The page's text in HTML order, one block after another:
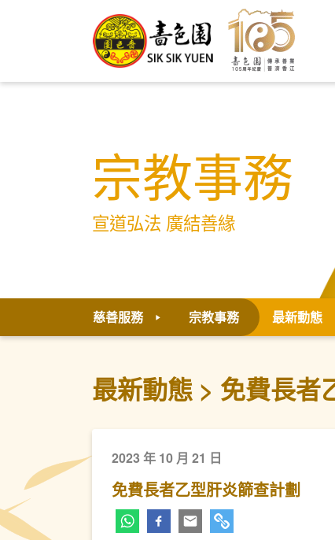
宗教事務
宣道弘法 廣結善緣
慈善服務 宗教事務 最新動態
最新動態 免費長者
2023 年 10 月 21 日
免費長者乙型肝炎篩查計劃